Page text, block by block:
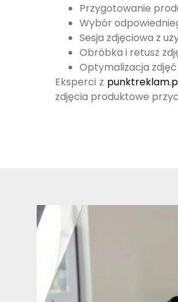
Przygotowanie
Wybór
Sesja zdjęciowa z
Obróbka i retusz
Optymalizacja
Eksperci z
zdjęcia produktowe